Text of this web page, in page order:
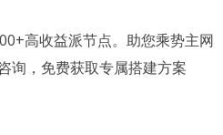
高收益派节点。助您乘势主网
询，免费获取专属搭建方案